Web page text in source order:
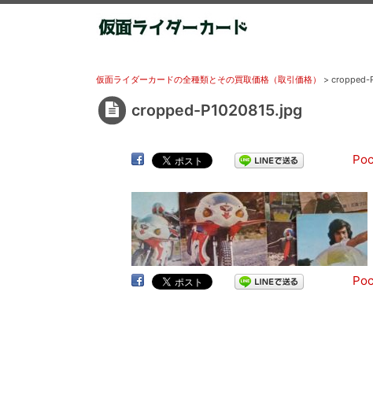
仮面ライダーカードの全種類とその買取価格（取引価格） > cropped-
cropped-P1020815.jpg